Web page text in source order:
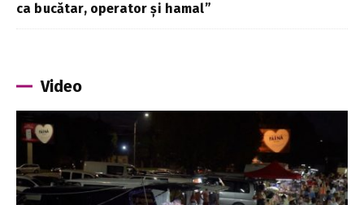
ca bucătar, operator și hamal”
Video